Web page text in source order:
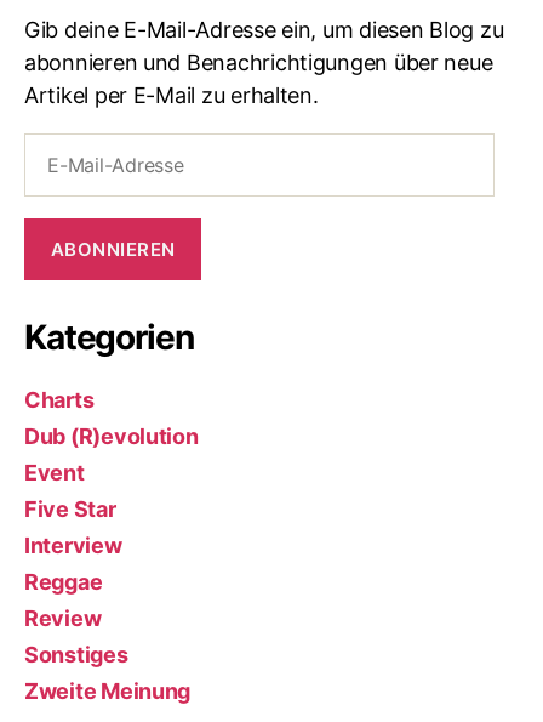
Gib deine E-Mail-Adresse ein, um diesen Blog zu
abonnieren und Benachrichtigungen über neue
Artikel per E-Mail zu erhalten.
Mail-
ABONNIEREN
Kategorien
Charts
Dub (R)evolution
Event
Five Star
Interview
Reggae
Review
Sonstiges
Zweite Meinung